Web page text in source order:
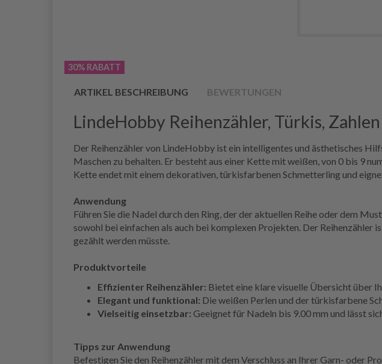
30% RABATT
ARTIKEL BESCHREIBUNG BEWERTUNGEN
LindeHobby Reihenzähler, Türkis,
Der Reihenzähler von LindeHobby ist ein intelligentes und ästhetisches
Maschen zu behalten. Er besteht aus einer Kette mit weißen, von 0 bis 9
Kette endet mit einem dekorativen, türkisfarbenen Schmetterling und
Anwendung
Führen Sie die Nadel durch den Ring, der der aktuellen Reihe oder dem
sowohl bei einfachen als auch bei komplexen Projekten. Der
gezählt werden müsste.
Produktvorteile
Effizienter Reihen­zähler: Bietet eine klare visuelle Übersicht über
Elegant und funktional: Die weißen Perlen und der türkisfarbene
Vielseitig einsetzbar: Geeignet für Nadeln bis 9.00 mm und lässt
Tipps zur Anwendung
Befestigen Sie den Reihenzähler mit dem Verschluss an Ihrer Garn- oder